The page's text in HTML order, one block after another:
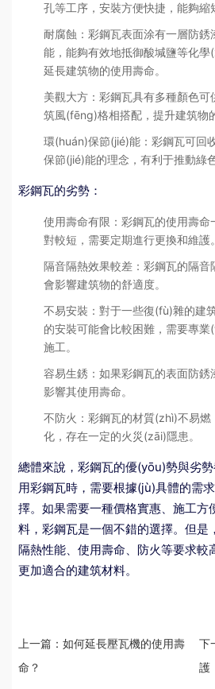
孔等工序，安裝方便快捷，能夠縮
耐腐蝕：彩鋼瓦表面涂有一層防
能，能夠有效地抵御酸堿鹽等化學
延長建筑物的使用壽命。
美觀大方：彩鋼瓦具有多種顏色
筑風(fēng)格相搭配，提升建筑物
環(huán)保節(jié)能：彩鋼瓦可回
保節(jié)能的理念，有利于推動綠
彩鋼瓦的劣勢：
使用壽命有限：彩鋼瓦的使用壽
對較短，需要定期進行更換和維護。
隔音隔熱效果較差：彩鋼瓦的隔
會影響建筑物的舒適度。
不易安裝：對于一些復(fù)雜的建
的安裝可能會比較困難，需要專
施工。
容易生銹：如果彩鋼瓦的表面防銹
影響其使用壽命。
不防火：彩鋼瓦的材質(zhì)不易燃
化，存在一定的火災(zāi)隱患。
總體來說，彩鋼瓦的優(yōu)勢與劣
用彩鋼瓦時，需要根據(jù)具體的需
擇。如果需要一種價格實惠、施工方
料，彩鋼瓦是一個不錯的選擇。但是
隔熱性能、使用壽命、防火等要求較
更加適合的建筑材料。
上一篇：如何延長壓瓦機的使用壽
命？
下
護